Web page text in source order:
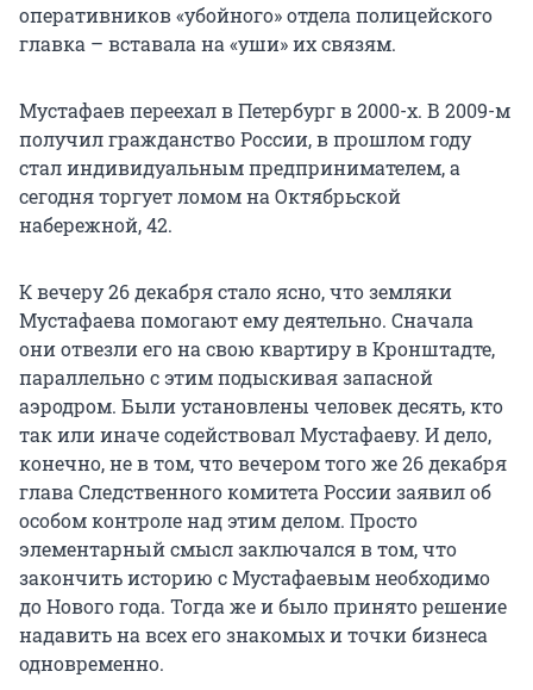
оперативников «убойного» отдела полицейского
главка – вставала на «уши» их связям.
Мустафаев переехал в Петербург в 2000-х. В 2009-м
получил гражданство России, в прошлом году
стал индивидуальным предпринимателем, а
сегодня торгует ломом на Октябрьской
набережной, 42.
К вечеру 26 декабря стало ясно, что земляки
Мустафаева помогают ему деятельно. Сначала
они отвезли его на свою квартиру в Кронштадте,
параллельно с этим подыскивая запасной
аэродром. Были установлены человек десять, кто
так или иначе содействовал Мустафаеву. И дело,
конечно, не в том, что вечером того же 26 декабря
глава Следственного комитета России заявил об
особом контроле над этим делом. Просто
элементарный смысл заключался в том, что
закончить историю с Мустафаевым необходимо
до Нового года. Тогда же и было принято решение
надавить на всех его знакомых и точки бизнеса
одновременно.